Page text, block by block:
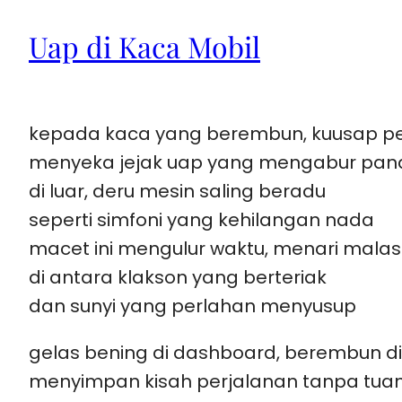
Uap di Kaca Mobil
kepada kaca yang berembun, kuusap
menyeka jejak uap yang mengabur
di luar, deru mesin saling beradu
seperti simfoni yang kehilangan nada
macet ini mengulur waktu, menari malas
di antara klakson yang berteriak
dan sunyi yang perlahan menyusup
gelas bening di dashboard, berembun
menyimpan kisah perjalanan tanpa